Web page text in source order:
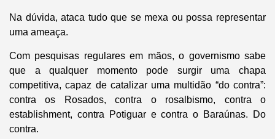
Na dúvida, ataca tudo que se mexa ou possa representar
uma ameaça.
Com pesquisas regulares em mãos, o governismo sabe
que a qualquer momento pode surgir uma chapa
competitiva, capaz de catalizar uma multidão “do contra”:
contra os Rosados, contra o rosalbismo, contra o
establishment, contra Potiguar e contra o Baraúnas. Do
contra.